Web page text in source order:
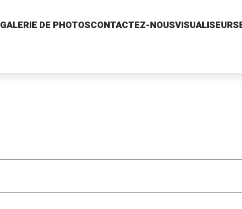
GALERIE DE PHOTOSCONTACTEZ-NOUSVISUALISEUR